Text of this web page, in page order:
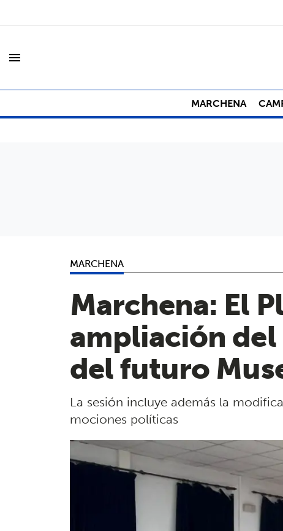
menu
MARCHENA
MARCHENA
Marchena: El
ampliación
del futuro
La sesión incluye además la
mociones políticas